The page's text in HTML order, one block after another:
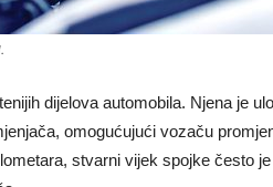
dijelova automobila. Njena je
omogućujući vozaču
stvarni vijek spojke često